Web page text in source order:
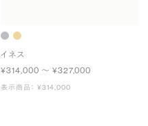
イネス
¥314,000 〜 ¥327,000
表示商品： ¥314,000